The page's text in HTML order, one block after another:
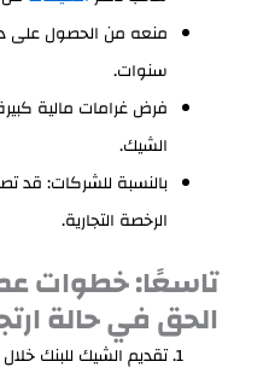
منعه من الحصول على
سنوات.
فرض غرامات مالية
الشيك.
بالنسبة للشركات: قد
الرخصة التجارية.
تاسعًا: خطوات
الحق في حالة
تقديم الشيك للبنك خلال